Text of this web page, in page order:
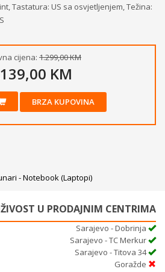
Tastatura: US sa osvjetljenjem, Težina:
cijena: 1.299,00 KM
KM
BRZA KUPOVINA
- Notebook (Laptopi)
U PRODAJNIM CENTRIMA
Sarajevo - Dobrinja
Sarajevo - TC Merkur
Sarajevo - Titova 34
Goražde